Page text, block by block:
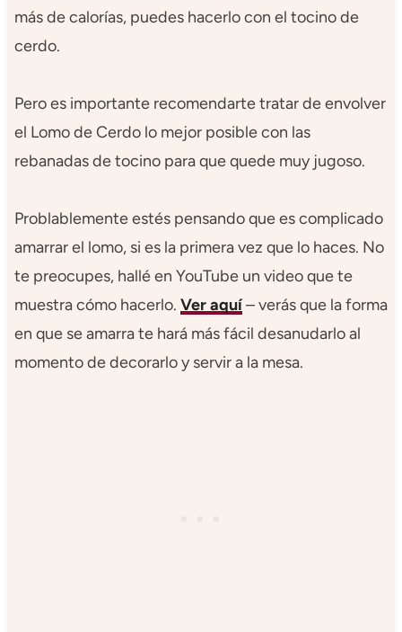
más de calorías, puedes hacerlo con el tocino de
cerdo.
Pero es importante recomendarte tratar de envolver
el Lomo de Cerdo lo mejor posible con las
rebanadas de tocino para que quede muy jugoso.
Problablemente estés pensando que es complicado
amarrar el lomo, si es la primera vez que lo haces. No
te preocupes, hallé en YouTube un video que te
muestra cómo hacerlo. Ver aquí– verás que la forma
en que se amarra te hará más fácil desanudarlo al
momento de decorarlo y servir a la mesa.